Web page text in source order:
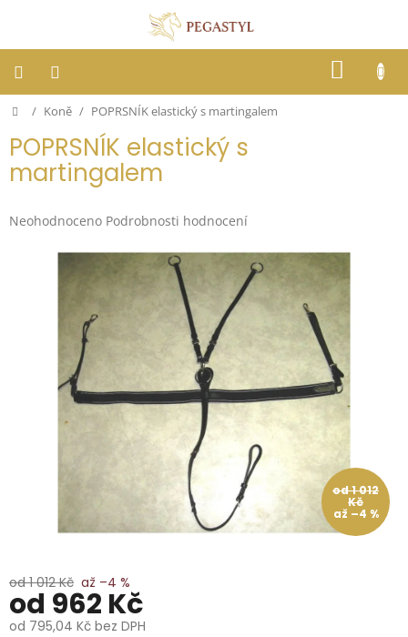
KOŠÍK
Dostihy
Přihlášení
Domů
/ Koně / POPRSNÍK elastický s martingalem
POPRSNÍK elastický s
martingalem
Průměrné
produktu
hvězdiček.
Neohodnoceno Podrobnosti hodnocení
od 1 012
Kč
až –4 %
od 1 012 Kč až –4 %
od 962 Kč
od 795,04 Kč bez DPH